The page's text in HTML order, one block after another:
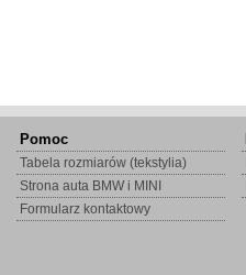
Pomoc
Tabela rozmiarów (tekstylia)
Strona auta BMW i MINI
Formularz kontaktowy